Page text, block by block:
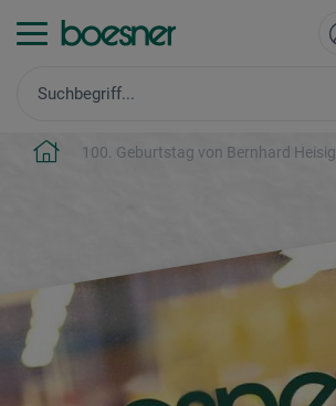
100. Geburtstag von Bernhard Heisig